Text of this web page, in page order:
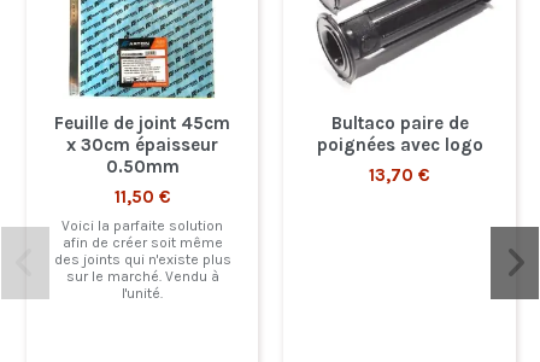
Feuille de joint 45cm
x 30cm épaisseur
0.50mm
11,50 €
Voici la parfaite solution
afin de créer soit même
des joints qui n'existe plus
sur le marché. Vendu à
l'unité.
Bultaco paire de
poignées avec logo
13,70 €